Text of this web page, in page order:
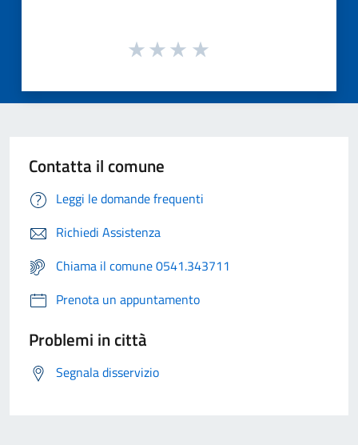
Contatta il comune
Leggi le domande frequenti
Richiedi Assistenza
Chiama il comune 0541.343711
Prenota un appuntamento
Problemi in città
Segnala disservizio